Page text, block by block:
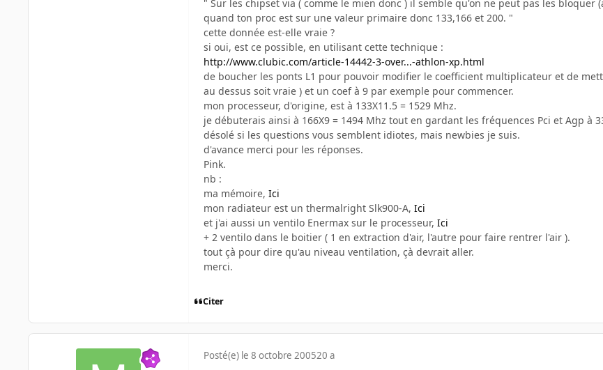
" Sur les chipset via ( comme le mien donc ) il semble qu'on ne peut pas les
quand ton proc est sur une valeur primaire donc 133,166 et 200. "
cette donnée est-elle vraie ?
si oui, est ce possible, en utilisant cette technique :
http://www.clubic.com/article-14442-3-over...-athlon-xp.html
de boucher les ponts L1 pour pouvoir modifier le coefficient multiplicateur et de
au dessus soit vraie ) et un coef à 9 par exemple pour commencer.
mon processeur, d'origine, est à 133X11.5 = 1529 Mhz.
je débuterais ainsi à 166X9 = 1494 Mhz tout en gardant les fréquences Pci et Agp à
désolé si les questions vous semblent idiotes, mais newbies je suis.
d'avance merci pour les réponses.
Pink.
nb :
ma mémoire, Ici
mon radiateur est un thermalright Slk900-A, Ici
et j'ai aussi un ventilo Enermax sur le processeur, Ici
+ 2 ventilo dans le boitier ( 1 en extraction d'air, l'autre pour faire rentrer l'air ).
tout çà pour dire qu'au niveau ventilation, çà devrait aller.
merci.
Citer
Posté(e) le 8 octobre 200520 a